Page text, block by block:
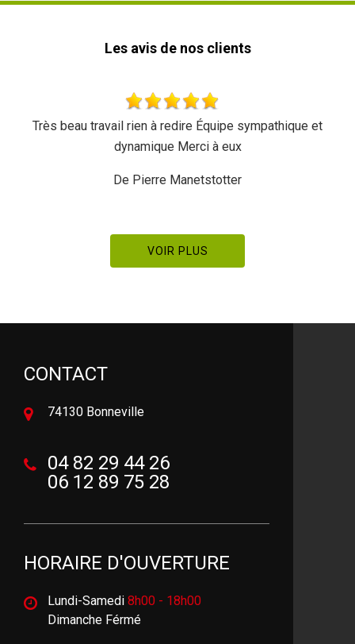
Les avis de nos clients
et
Très bon travail une équipe très sympa tarif
recommande
De Meal
VOIR PLUS
CONTACT
74130 Bonneville
04 82 29 44 26
06 12 89 75 28
HORAIRE D'OUVERTURE
Lundi-Samedi 8h00 - 18h00
Dimanche Férmé